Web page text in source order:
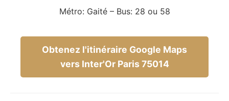
Métro: Gaité – Bus: 28 ou 58
Obtenez l'itinéraire Google Maps
vers Inter'Or Paris 75014